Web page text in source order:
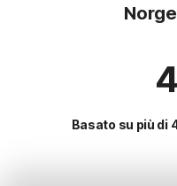
Basato su più di